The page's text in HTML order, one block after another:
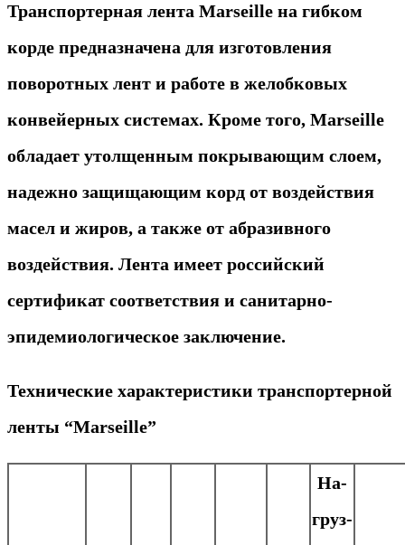
Транспортерная лента Marseille на гибком
корде предназначена для изготовления
поворотных лент и работе в желобковых
конвейерных системах. Кроме того, Marseille
обладает утолщенным покрывающим слоем,
надежно защищающим корд от воздействия
масел и жиров, а также от абразивного
воздействия. Лента имеет российский
сертификат соответствия и санитарно-
эпидемиологическое заключение.
Технические характеристики транспортерной
ленты “Marseille”
На­
груз­